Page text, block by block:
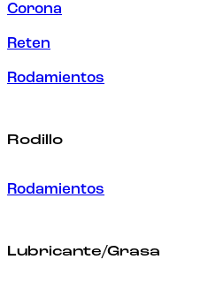
Corona
Reten
Rodamientos
Rodillo
Rodamientos
Lubricante/Grasa